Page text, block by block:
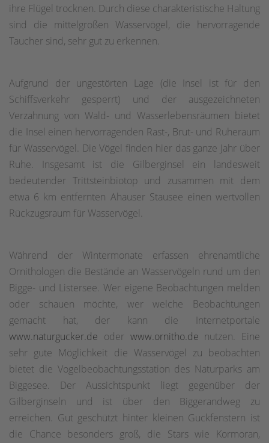
ihre Flügel trocknen. Durch diese charakteristische Haltung
sind die mittelgroßen Wasservögel, die hervorragende
Taucher sind, sehr gut zu erkennen.
Aufgrund der ungestörten Lage (die Insel ist für den
Schiffsverkehr gesperrt) und der ausgezeichneten
Verzahnung von Wald- und Wasserlebensräumen bietet
die Insel einen hervorragenden Rast-, Brut- und Ruheraum
für Wasservögel. Die Vögel finden hier das ganze Jahr über
Ruhe. Insgesamt ist die Gilberginsel ein landesweit
bedeutender Trittsteinbiotop und zusammen mit dem
etwa 6 km entfernten Ahauser Stausee einen wertvollen
Rückzugsraum für Wasservögel.
Während der Wintermonate erfassen ehrenamtliche
Ornithologen die Bestände an Wasservögeln rund um den
Bigge- und Listersee. Wer eigene Beobachtungen melden
oder schauen möchte, wer welche Beobachtungen
gemacht hat, der kann die Internetportale
www.naturgucker.de oder www.ornitho.de nutzen. Eine
sehr gute Möglichkeit die Wasservögel zu beobachten
bietet die Vogelbeobachtungsstation des Naturparks am
Biggesee. Der Aussichtspunkt liegt gegenüber der
Gilberginseln und ist über den Biggerandweg zu
erreichen. Gut geschützt hinter kleinen Guckfenstern ist
die Chance besonders groß, die Stars wie Kormoran,